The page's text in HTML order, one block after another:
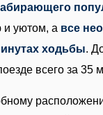
и уютом, а все
ходьбы.
всего за 35